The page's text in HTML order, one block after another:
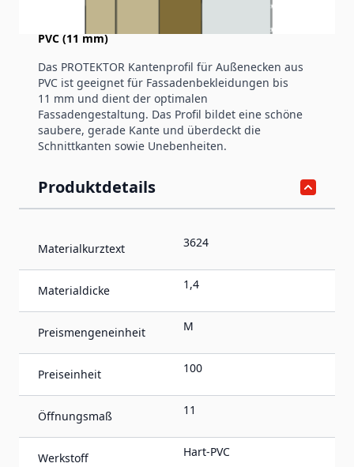
PVC (11 mm)
Das PROTEKTOR Kantenprofil für Außenecken aus
PVC ist geeignet für Fassadenbekleidungen bis
11 mm und dient der optimalen
Fassadengestaltung. Das Profil bildet eine schöne
saubere, gerade Kante und überdeckt die
Schnittkanten sowie Unebenheiten.
Produktdetails
Materialkurztext 3624
Materialdicke 1,4
Preismengeneinheit M
Preiseinheit 100
Öffnungsmaß 11
Werkstoff Hart-PVC